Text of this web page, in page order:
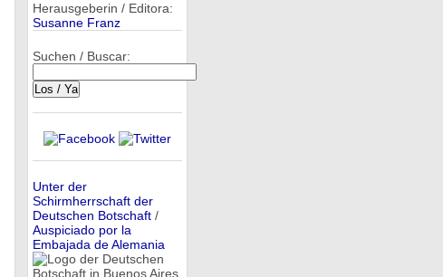
Herausgeberin / Editora:
Susanne Franz
Suchen / Buscar:
Unter der
Schirmherrschaft der
Deutschen Botschaft/
Auspiciado por la
Embajada de Alemania